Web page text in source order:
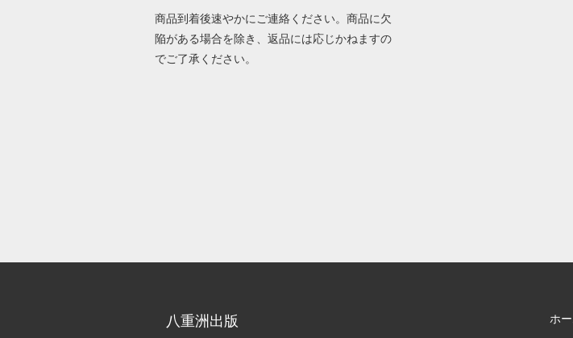
商品到着後速やかにご連絡ください。商品に欠
陥がある場合を除き、返品には応じかねますの
でご了承ください。
八重洲出版 ホ